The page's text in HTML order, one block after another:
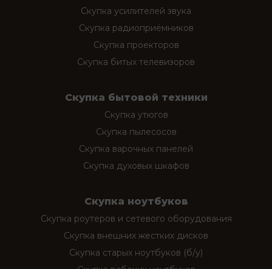
Скупка усилителей звука
Скупка радиоприёмников
Скупка проекторов
Скупка битых телевизоров
Скупка бытовой техники
Скупка утюгов
Скупка пылесосов
Скупка варочных панелей
Скупка духовых шкафов
Скупка ноутбуков
Скупка роутеров и сетевого оборудования
Скупка внешних жестких дисков
Скупка старых ноутбуков (б/у)